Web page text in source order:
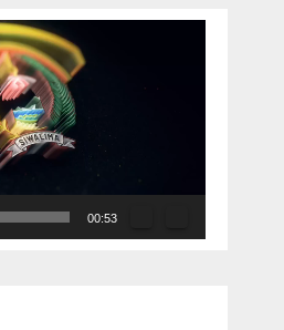
00:53